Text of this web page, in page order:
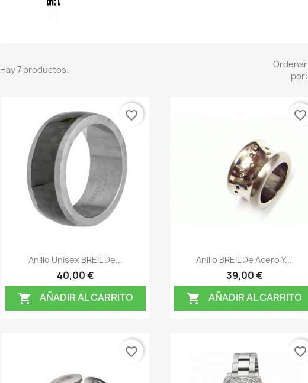
Hay 7 productos.
Ordenar
por:
 Vista rápida
Anillo Unisex BREIL De...
40,00 €
 AÑADIR AL CARRITO
favorite_border
Vista rápida
Anillo BREIL De Acero Y...
39,00 €
 AÑADIR AL CARRITO
favorite_border
favorite_border favorite_border